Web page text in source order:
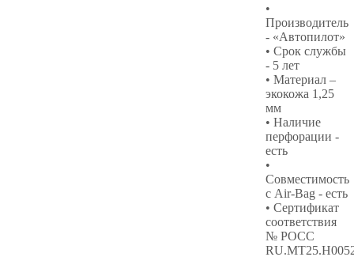
•
Производитель
- «Автопилот»
• Срок службы
- 5 лет
• Материал –
экокожа 1,25
мм
• Наличие
перфорации -
есть
•
Совместимость
с Air-Bag - есть
• Сертификат
соответствия
№ РОСС